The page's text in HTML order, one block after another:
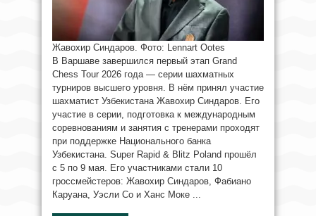
Жавохир Синдаров. Фото: Lennart Ootes
В Варшаве завершился первый этап Grand
Chess Tour 2026 года — серии шахматных
турниров высшего уровня. В нём принял участие
шахматист Узбекистана Жавохир Синдаров. Его
участие в серии, подготовка к международным
соревнованиям и занятия с тренерами проходят
при поддержке Национального банка
Узбекистана. Super Rapid & Blitz Poland прошёл
с 5 по 9 мая. Его участниками стали 10
гроссмейстеров: Жавохир Синдаров, Фабиано
Каруана, Уэсли Со и Ханс Моке ...